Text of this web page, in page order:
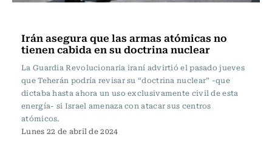
Irán asegura que las armas atómicas no
tienen cabida en su doctrina nuclear
La Guardia Revolucionaria iraní advirtió el pasado jueves
que Teherán podría revisar su “doctrina nuclear” -que
dictaba hasta ahora un uso exclusivamente civil de esta
energía- si Israel amenaza con atacar sus centros
atómicos.
Lunes 22 de abril de 2024